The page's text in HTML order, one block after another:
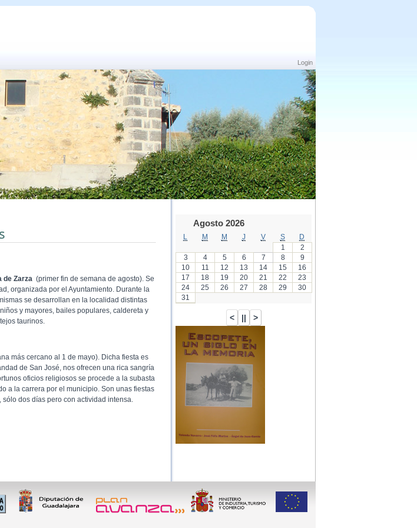
Login
de Zarza (primer fin de semana de agosto). Se
organizada por el Ayuntamiento. Durante la
se desarrollan en la localidad distintas
y mayores, bailes populares, caldereta y
taurinos.
más cercano al 1 de mayo). Dicha fiesta es
de San José, nos ofrecen una rica sangría
oficios religiosos se procede a la subasta
a la carrera por el municipio. Son unas fiestas
dos días pero con actividad intensa.
Agosto 2026
M M J V S
D
1
2
3
4 5 6 7 8
9
10
11 12 13 14 15
16
17
18 19 20 21 22
23
24
25 26 27 28 29
30
31